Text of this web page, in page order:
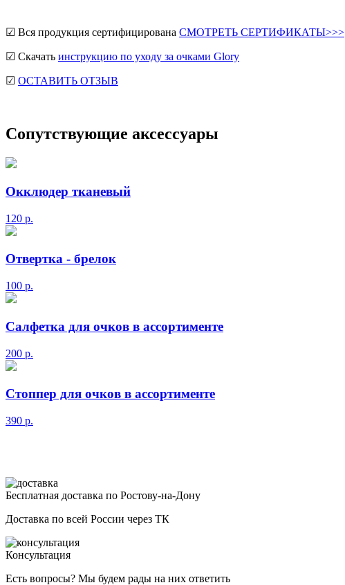
☑ Вся продукция сертифицирована СМОТРЕТЬ СЕРТИФИКАТЫ>>>
☑ Скачать инструкцию по уходу за очками Glory
☑ ОСТАВИТЬ ОТЗЫВ
Сопутствующие аксессуары
Окклюдер тканевый
120 р.
Отвертка - брелок
100 р.
Салфетка для очков в ассортименте
200 р.
Стоппер для очков в ассортименте
390 р.
Бесплатная доставка по Ростову-на-Дону
Доставка по всей России через ТК
Консультация
Есть вопросы? Мы будем рады на них ответить